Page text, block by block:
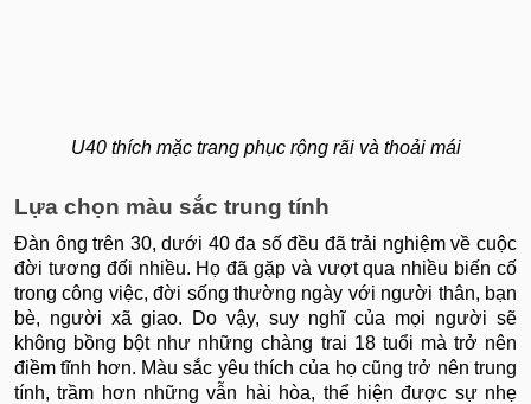
U40 thích mặc trang phục rộng rãi và thoải mái
Lựa chọn màu sắc trung tính
Đàn ông trên 30, dưới 40 đa số đều đã trải nghiệm về cuộc
đời tương đối nhiều. Họ đã gặp và vượt qua nhiều biến cố
trong công việc, đời sống thường ngày với người thân, bạn
bè, người xã giao. Do vậy, suy nghĩ của mọi người sẽ
không bồng bột như những chàng trai 18 tuổi mà trở nên
điềm tĩnh hơn. Màu sắc yêu thích của họ cũng trở nên trung
tính, trầm hơn những vẫn hài hòa, thể hiện được sự nhẹ